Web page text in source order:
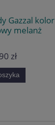
Gazzal kolor
melanż
zł